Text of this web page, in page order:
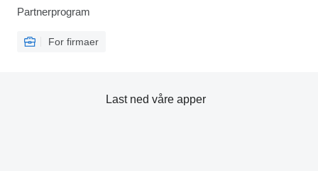
Partnerprogram
For firmaer
Last ned våre apper